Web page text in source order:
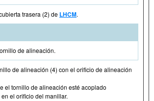
trasera (2) de LHCM.
de alineación.
de alineación (4) con el orificio de alineación
el tornillo de alineación esté acoplado
el orificio del manillar.